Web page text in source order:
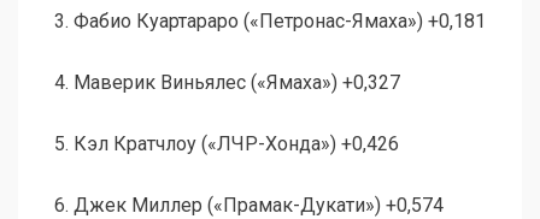
3. Фабио Куартараро («Петронас-Ямаха») +0,181
4. Маверик Виньялес («Ямаха») +0,327
5. Кэл Кратчлоу («ЛЧР-Хонда») +0,426
6. Джек Миллер («Прамак-Дукати») +0,574